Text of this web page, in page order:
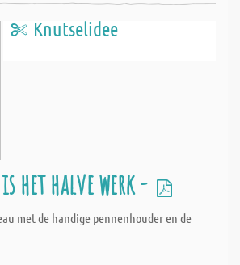
Knutselidee
het halve werk -
met de handige pennenhouder en de